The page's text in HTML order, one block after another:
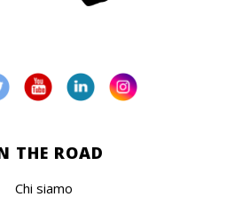
THE ROAD
Chi siamo